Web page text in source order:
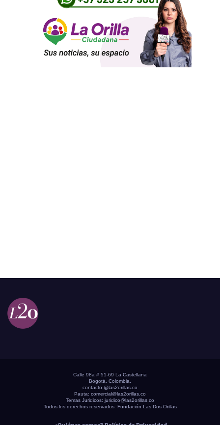
Calle 98a # 51-69 La Castellana
Bogotá, Colombia.
contacto @las2orillas.co
Pauta: comercial@las2orillas.co
Temas Juridicos: juridico@las2orillas.co
Todos los derechos reservados. Fundación Las Dos Orillas